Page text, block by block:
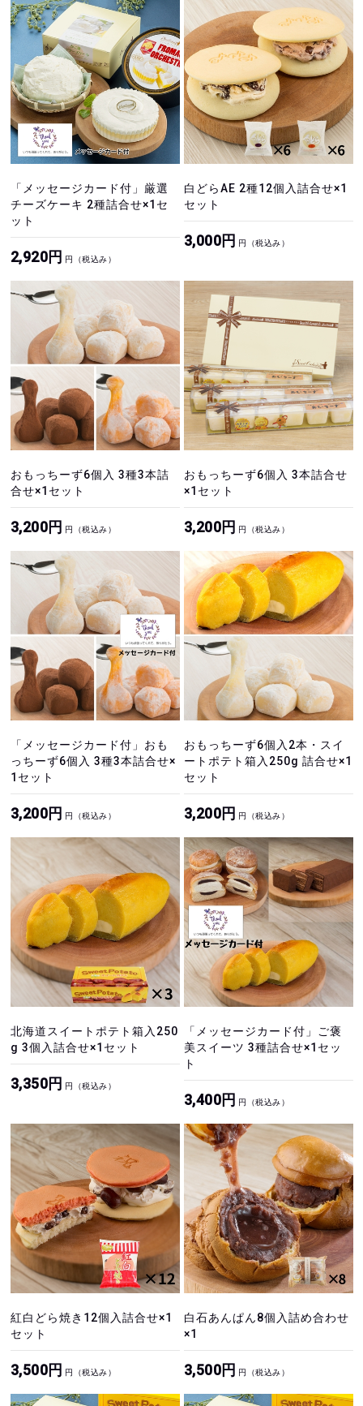
「メッセージカード付」厳選
チーズケーキ 2種詰合せ×1セ
ット
2,920円 円（税込み）
白どらAE 2種12個入詰合せ×1
セット
3,000円 円（税込み）
おもっちーず6個入 3種3本詰
合せ×1セット
3,200円 円（税込み）
おもっちーず6個入 3本詰合せ
×1セット
3,200円 円（税込み）
「メッセージカード付」おも
っちーず6個入 3種3本詰合せ×
1セット
3,200円 円（税込み）
おもっちーず6個入2本・スイ
ートポテト箱入250g 詰合せ×1
セット
3,200円 円（税込み）
北海道スイートポテト箱入250
g 3個入詰合せ×1セット
3,350円 円（税込み）
「メッセージカード付」ご褒
美スイーツ 3種詰合せ×1セッ
ト
3,400円 円（税込み）
紅白どら焼き12個入詰合せ×1
セット
3,500円 円（税込み）
白石あんぱん8個入詰め合わせ
×1
3,500円 円（税込み）